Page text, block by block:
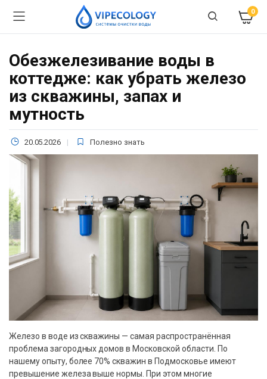
0
Обезжелезивание воды в
коттедже: как убрать железо
из скважины, запах и
мутность
20.05.2026 Полезно знать
Железо в воде из скважины — самая распространённая
проблема загородных домов в Московской области. По
нашему опыту, более 70% скважин в Подмосковье имеют
превышение железа выше нормы. При этом многие